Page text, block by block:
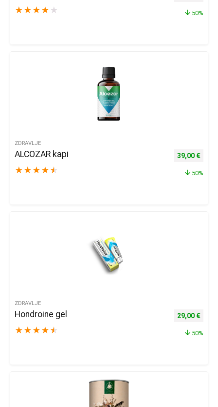
★ ★ ★ ★ ★ 50%
ZDRAVLJE
ALCOZAR kapi
★ ★ ★ ★ ★
Izvorna
39,00 €
50%
ZDRAVLJE
Hondroine gel
★ ★ ★ ★ ★
Izvorna
29,00 €
50%